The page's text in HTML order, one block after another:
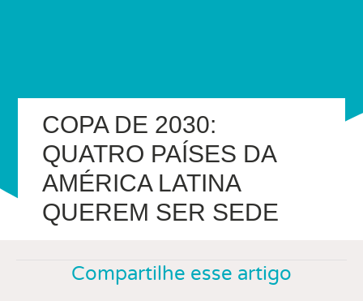
COPA DE 2030:
QUATRO PAÍSES DA
AMÉRICA LATINA
QUEREM SER SEDE
Compartilhe esse artigo